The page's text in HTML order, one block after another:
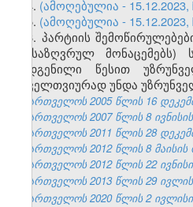
4. (ამოღებულია -
5. (ამოღებულია -
6. პარტიის
განსაზღვრულ
დადგენილი წესით
ყოველთვიურად უნდა
საქართველოს 2005 წლის 16
საქართველოს 2007 წლის 8
საქართველოს 2011 წლის 28
საქართველოს 2012 წლის 8
საქართველოს 2012 წლის 22
საქართველოს 2013 წლის 29
საქართველოს 2020 წლის 2